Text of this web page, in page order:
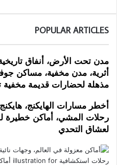
POPULAR ARTICLES
مدن تحت الأرض، أنفاق
أثرية، مدن مخفية، مساكن
مذهلة لحضارات قديمة
أخطر مسارات الهايكنج،
رحلات المشي، أماكن خطيرة
لعشاق التحدي